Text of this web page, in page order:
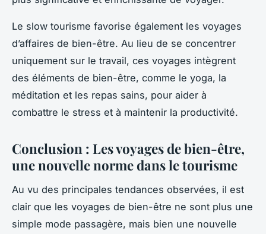
Le slow tourisme favorise également les voyages
d’affaires de bien-être. Au lieu de se concentrer
uniquement sur le travail, ces voyages intègrent
des éléments de bien-être, comme le yoga, la
méditation et les repas sains, pour aider à
combattre le stress et à maintenir la productivité.
Conclusion : Les voyages de bien-être,
une nouvelle norme dans le tourisme
Au vu des principales tendances observées, il est
clair que les voyages de bien-être ne sont plus une
simple mode passagère, mais bien une nouvelle